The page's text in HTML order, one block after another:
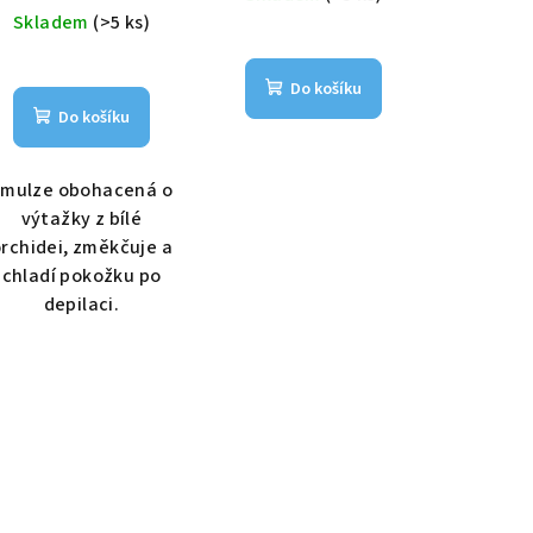
Skladem (>5 ks)
Do košíku
obohacená o
výtažky z bílé
změkčuje a
chladí pokožku po
depilaci.
Do košíku